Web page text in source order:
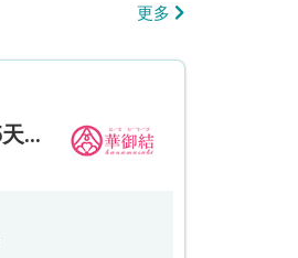
更多
華御結早班倉務員 (5天工作週)